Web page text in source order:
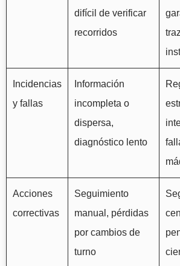
difícil de verificar
recorridos
Incidencias
y fallas
Información
incompleta o
dispersa,
diagnóstico lento
Acciones
correctivas
Seguimiento
manual, pérdidas
por cambios de
turno